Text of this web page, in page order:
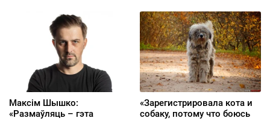
Максім Шышко:
«Размаўляць – гэта
«Зарегистрировала кота и
собаку, потому что боюсь